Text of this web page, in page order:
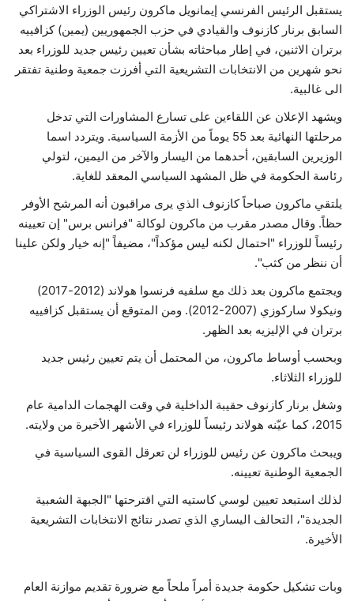
يستقبل الرئيس الفرنسي إيمانويل ماكرون رئيس الوزراء الاشتراكي
السابق برنار كازنوف والقيادي في حزب الجمهوريين (يمين) كزافييه
برتران الاثنين، في إطار مباحثاته بشأن تعيين رئيس جديد للوزراء بعد
نحو شهرين من الانتخابات التشريعية التي أفرزت جمعية وطنية تفتقر
الى غالبية.
ويشهد الإعلان عن اللقاءين على تسارع المشاورات التي تدخل
مرحلتها النهائية بعد 55 يوماً من الأزمة السياسية. ويتردد اسما
الوزيرين السابقين، أحدهما من اليسار والآخر من اليمين، لتولي
رئاسة الحكومة في ظل المشهد السياسي المعقد للغاية.
يلتقي ماكرون صباحاً كازنوف الذي يرى مراقبون أنه المرشح الأوفر
حظاً. وقال مصدر مقرب من ماكرون لوكالة "فرانس برس" إن تعيينه
رئيساً للوزراء "احتمال لكنه ليس مؤكداً"، مضيفاً "إنه خيار ولكن علينا
أن ننظر من كثب".
ويجتمع ماكرون بعد ذلك مع سلفيه فرنسوا هولاند (2012-2017)
ونيكولا ساركوزي (2007-2012). ومن المتوقع أن يستقبل كزافييه
برتران في الإليزيه بعد الظهر.
وبحسب أوساط ماكرون، من المحتمل أن يتم تعيين رئيس جديد
للوزراء الثلاثاء.
وشغل برنار كازنوف حقيبة الداخلية في وقت الهجمات الدامية عام
2015، كما عيّنه هولاند رئيساً للوزراء في الأشهر الأخيرة من ولايته.
ويبحث ماكرون عن رئيس للوزراء لن تعرقل القوى السياسية في
الجمعية الوطنية تعيينه.
لذلك استبعد تعيين لوسي كاستيه التي اقترحتها "الجبهة الشعبية
الجديدة"، التحالف اليساري الذي تصدر نتائج الانتخابات التشريعية
الأخيرة.
وبات تشكيل حكومة جديدة أمراً ملحاً مع ضرورة تقديم موازنة العام